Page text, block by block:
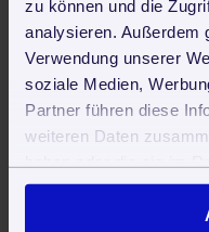
zu können und die
analysieren. Außerdem
Verwendung unserer
soziale Medien,
Partner führen diese
weiteren Daten
gesammelt haben. Sie
Cookies, wenn Sie
Was ist ein
Mehr Infos dazu!
Staubtücher
Alles über